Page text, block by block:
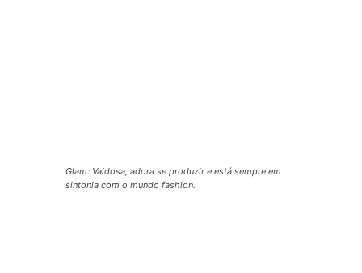
Glam: Vaidosa, adora se produzir e está sempre em
sintonia com o mundo fashion.